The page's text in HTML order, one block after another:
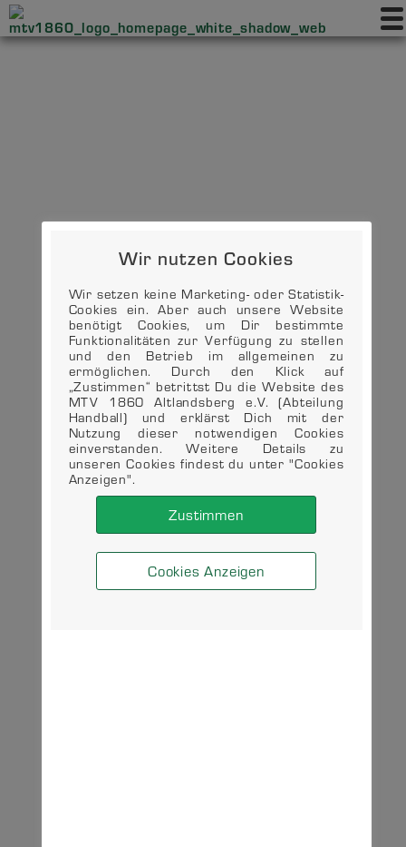
Wir nutzen Cookies
Wir setzen keine Marketing- oder Statistik-
Cookies ein. Aber auch unsere Website
benötigt Cookies, um Dir bestimmte
Funktionalitäten zur Verfügung zu stellen
und den Betrieb im allgemeinen zu
ermöglichen. Durch den Klick auf
„Zustimmen“ betrittst Du die Website des
MTV 1860 Altlandsberg e.V. (Abteilung
Handball) und erklärst Dich mit der
Nutzung dieser notwendigen Cookies
einverstanden. Weitere Details zu
unseren Cookies findest du unter "Cookies
Anzeigen".
Cookies Anzeigen
Zustimmen